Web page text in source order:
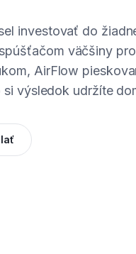
investovať do
väčšiny
AirFlow
výsledok udržíte